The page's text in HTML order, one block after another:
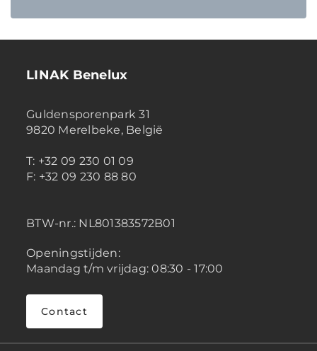
LINAK Benelux
Guldensporenpark 31
9820 Merelbeke, België
T: +32 09 230 01 09
F: +32 09 230 88 80
BTW-nr.: NL801383572B01
Openingstijden:
Maandag t/m vrijdag: 08:30 - 17:00
Contact